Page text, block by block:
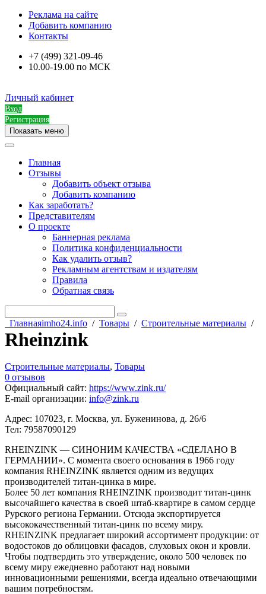
Реклама на сайте
Добавить компанию
Контакты
+7 (499) 321-09-46
10.00-19.00 по МСК
Личный кабинет
Вход
Регистрация
Показать меню
Главная
Отзывы
Добавить объект отзыва
Добавить компанию
Как заработать?
Представителям
О проекте
Баннерная реклама
Политика конфиденциальности
Как удалить отзыв?
Рекламным агентствам и издателям
Правила
Обратная связь
Главнаяimho24.info / Товары / Строительные материалы /
Rheinzink
Строительные материалы, Товары
0 отзывов
Официальный сайт: https://www.zink.ru/
E-mail организации: info@zink.ru
Адрес: 107023, г. Москва, ул. Буженинова, д. 26/6
Тел: 79587090129
RHEINZINK — СИНОНИМ КАЧЕСТВА «СДЕЛАНО В
ГЕРМАНИИ». С момента своего основания в 1966 году
компания RHEINZINK является одним из ведущих
производителей титан-цинка в мире.
Более 50 лет компания RHEINZINK производит титан-цинк
высочайшего качества в своей штаб-квартире в самом сердце
Рурского региона Германии. Отсюда экспортируется
высококачественный титан-цинк по всему миру.
RHEINZINK предлагает широкий ассортимент продукции: от
водостоков до облицовки фасадов, слуховых окон и кровли.
Чтобы подтвердить это утверждение, около 500 человек по
всему миру ежедневно работают над новыми
инновационными решениями, всегда идеально отвечающими
вашим потребностям.